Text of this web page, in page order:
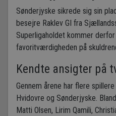
Sønderjyske sikrede sig sin
besejre Raklev GI fra
Superligaholdet kommer
favoritværdigheden på
Kendte ansigter på
Gennem årene har flere
Hvidovre og Sønderjyske.
Matti Olsen, Lirim Qamili,